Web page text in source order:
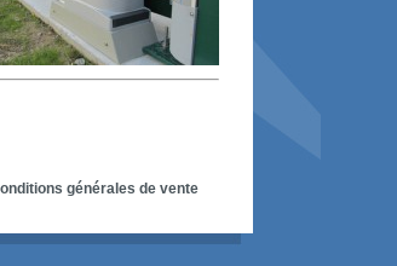
générales de vente